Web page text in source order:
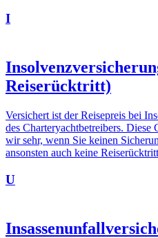
I
Reiserücktritt)
Versichert ist der Reisepreis bei
des Charteryachtbetreibers. Diese
wir sehr, wenn Sie keinen
ansonsten auch keine
U